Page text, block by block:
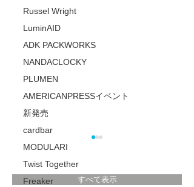
Russel Wright
LuminAID
ADK PACKWORKS
NANDACLOCKY
PLUMEN
AMERICANPRESSイベント
新発売
cardbar
MODULARI
Twist Together
Freaker
すべて表示